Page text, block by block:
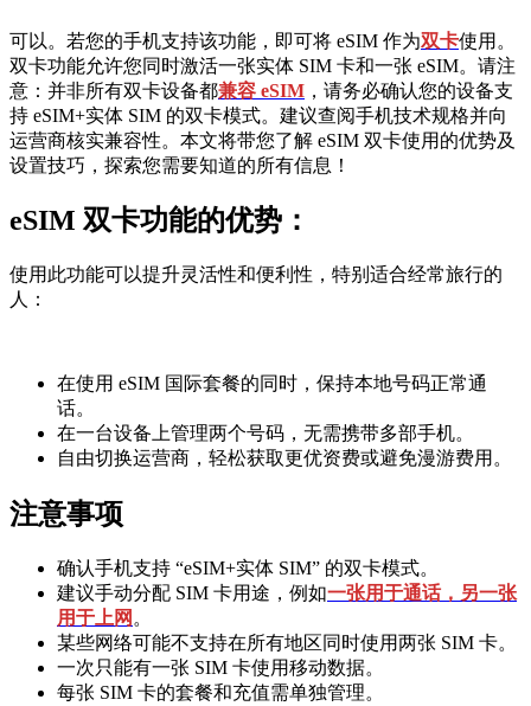
可以。若您的手机支持该功能，即可将 eSIM 作为双卡使用。
双卡功能允许您同时激活一张实体 SIM 卡和一张 eSIM。请注
意：并非所有双卡设备都兼容 eSIM ，请务必确认您的设备支
持 eSIM+实体 SIM 的双卡模式。建议查阅手机技术规格并向
运营商核实兼容性。本文将带您了解 eSIM 双卡使用的优势及
设置技巧，探索您需要知道的所有信息！
eSIM 双卡功能的优势：
使用此功能可以提升灵活性和便利性，特别适合经常旅行的
人：
在使用 eSIM 国际套餐的同时，保持本地号码正常通
话。
在一台设备上管理两个号码，无需携带多部手机。
自由切换运营商，轻松获取更优资费或避免漫游费用。
注意事项
确认手机支持 “eSIM+实体 SIM” 的双卡模式。
建议手动分配 SIM 卡用途，例如一张用于通话，另一张
用于上网 。
某些网络可能不支持在所有地区同时使用两张 SIM 卡。
一次只能有一张 SIM 卡使用移动数据。
每张 SIM 卡的套餐和充值需单独管理。